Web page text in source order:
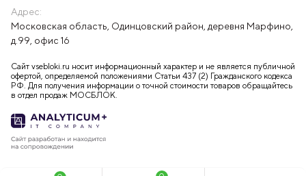
Адрес:
Московская область, Одинцовский район, деревня Марфино,
д.99, офис 16
Сайт vsebloki.ru носит информационный характер и не является публичной
офертой, определяемой положениями Статьи 437 (2) Гражданского кодекса
РФ. Для получения информации о точной стоимости товаров обращайтесь
в отдел продаж МОСБЛОК.